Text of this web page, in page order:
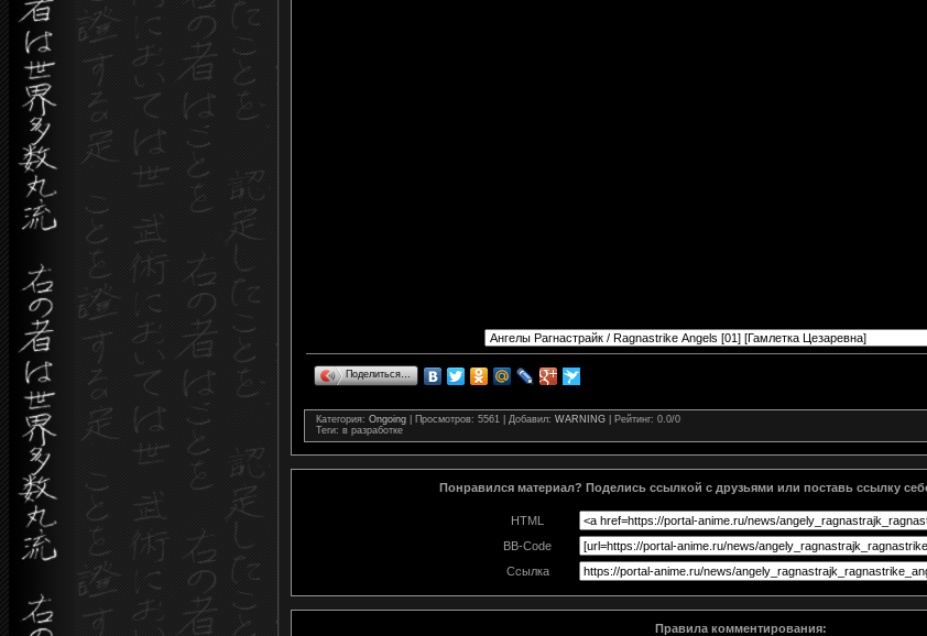
Поделиться…
Категория: Ongoing Просмотров: 5561 | Добавил: WARNING Рейтинг: 0.0/0
Теги: в разработке
Понравился материал? Поделись ссылкой с друзьями или поставь ссылку
HTML
BB-Code
Ссылка
Правила комментирования: